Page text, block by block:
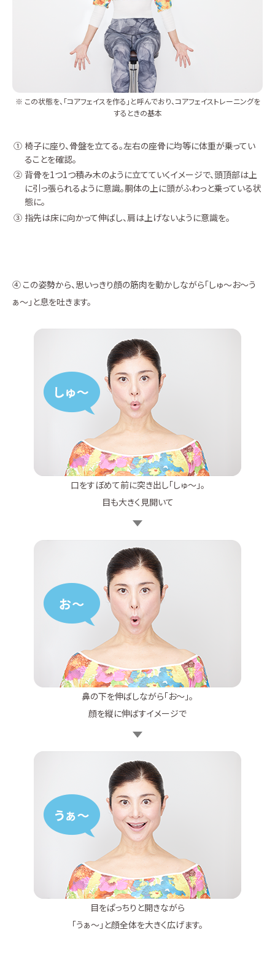
※ この状態を、「コアフェイスを作る」と呼んでおり、コアフェイストレーニングを
するときの基本
椅子に座り、骨盤を立てる。左右の座骨に均等に体重が乗ってい
ることを確認。
背骨を1つ1つ積み木のように立てていくイメージで、頭頂部は上
に引っ張られるように意識。胴体の上に頭がふわっと乗っている状
態に。
指先は床に向かって伸ばし、肩は上げないように意識を。
④ この姿勢から、思いっきり顔の筋肉を動かしながら「しゅ～お～う
ぁ～」と息を吐きます。
口をすぼめて前に突き出し「しゅ～」。
目も大きく見開いて
鼻の下を伸ばしながら「お～」。
顔を縦に伸ばすイメージで
目をぱっちりと開きながら
「うぁ～」と顔全体を大きく広げます。